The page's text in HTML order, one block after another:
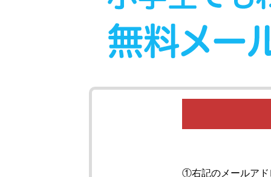
①右記のメールアド